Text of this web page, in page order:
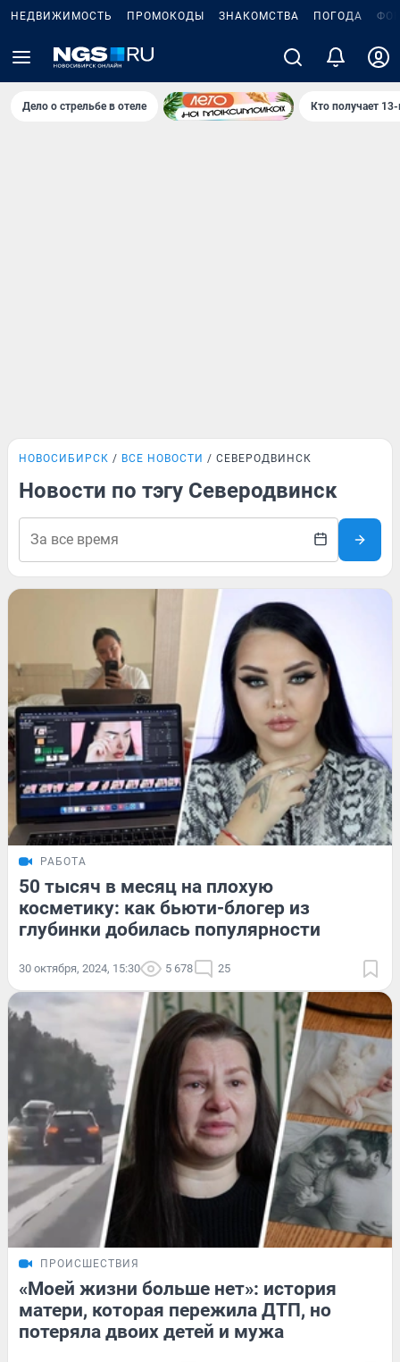
НЕДВИЖИМОСТЬ ПРОМОКОДЫ ЗНАКОМСТВА ПОГОДА
Дело о стрельбе в отеле Кто получает
НОВОСИБИРСК ВСЕ НОВОСТИ СЕВЕРОДВИНСК
Новости по тэгу Северодвинск
РАБОТА
50 тысяч в месяц на плохую
косметику: как бьюти-блогер из
глубинки добилась популярности
30 октября, 2024, 15:30 5 678 25
ПРОИСШЕСТВИЯ
«Моей жизни больше нет»: история
матери, которая пережила ДТП, но
потеряла двоих детей и мужа